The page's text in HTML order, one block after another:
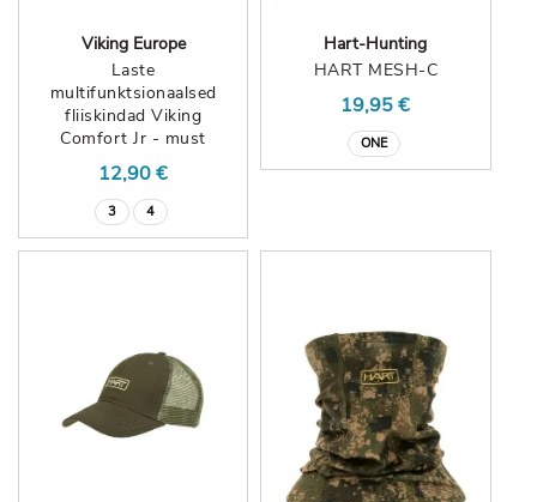
Viking Europe
Laste
multifunktsionaalsed
fliiskindad Viking
Comfort Jr - must
12,90 €
3 4
Hart-Hunting
HART MESH-C
19,95 €
ONE